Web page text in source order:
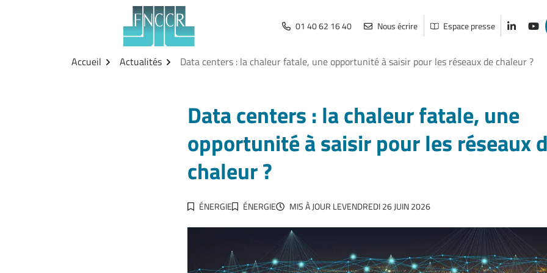
01 40 62 16 40 Nous écrire Espace presse Lien
Accueil Actualités Data centers : la chaleur fatale, une opportunité à saisir pour les réseaux de chaleur ?
Data centers : la chaleur fatale, une
opportunité à saisir pour les réseaux
chaleur ?
ÉNERGIE ÉNERGIE MIS À JOUR LEVENDREDI 26 JUIN 2026